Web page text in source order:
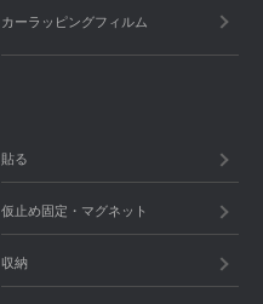
カーラッピングフィルム
貼る
仮止め固定・マグネット
収納